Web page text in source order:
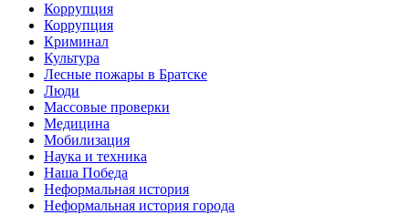
Коррупция
Коррупция
Криминал
Культура
Лесные пожары в Братске
Люди
Массовые проверки
Медицина
Мобилизация
Наука и техника
Наша Победа
Неформальная история
Неформальная история города